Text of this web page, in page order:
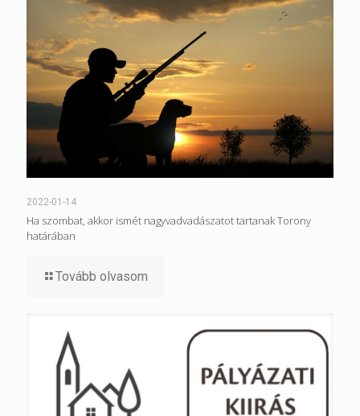
2022-01-14
Ha szombat, akkor ismét nagyvadvadászatot tartanak Torony
határában
Tovább olvasom